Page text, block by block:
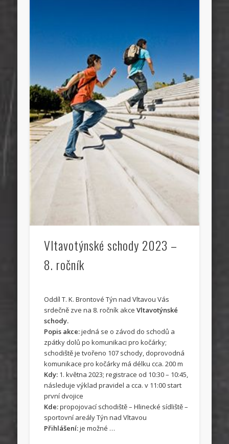
Vltavotýnské schody 2023 –
8. ročník
Oddíl T. K. Brontové Týn nad Vltavou Vás
srdečně zve na 8. ročník akceVltavotýnské
schody.
Popis akce:jedná se o závod do schodů a
zpátky dolů po komunikaci pro kočárky;
schodiště je tvořeno 107 schody, doprovodná
komunikace pro kočárky má délku cca. 200 m
Kdy: 1. května 2023; registrace od 10:30 – 10:45,
následuje výklad pravidel a cca. v 11:00 start
první dvojice
Kde:propojovací schodiště – Hlinecké sídliště –
sportovní areály Týn nad Vltavou
Přihlášení:je možné …